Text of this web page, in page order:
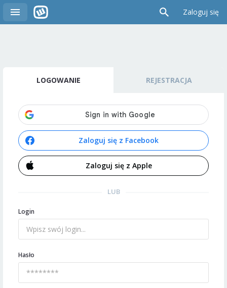
Zaloguj się
LOGOWANIE REJESTRACJA
Zaloguj się z Facebook
Zaloguj się z Apple
LUB
Login
Hasło